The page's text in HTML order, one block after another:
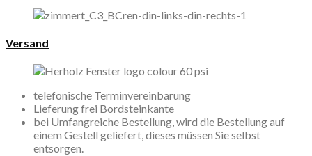
Versand
telefonische Terminvereinbarung
Lieferung frei Bordsteinkante
bei Umfangreiche Bestellung, wird die Bestellung auf
einem Gestell geliefert, dieses müssen Sie selbst
entsorgen.